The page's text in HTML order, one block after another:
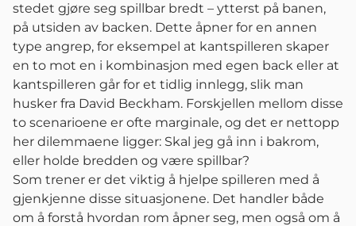
stedet gjøre seg spillbar bredt – ytterst på banen,
på utsiden av backen. Dette åpner for en annen
type angrep, for eksempel at kantspilleren skaper
en to mot en i kombinasjon med egen back eller at
kantspilleren går for et tidlig innlegg, slik man
husker fra David Beckham. Forskjellen mellom disse
to scenarioene er ofte marginale, og det er nettopp
her dilemmaene ligger: Skal jeg gå inn i bakrom,
eller holde bredden og være spillbar?
Som trener er det viktig å hjelpe spilleren med å
gjenkjenne disse situasjonene. Det handler både
om å forstå hvordan rom åpner seg, men også om å